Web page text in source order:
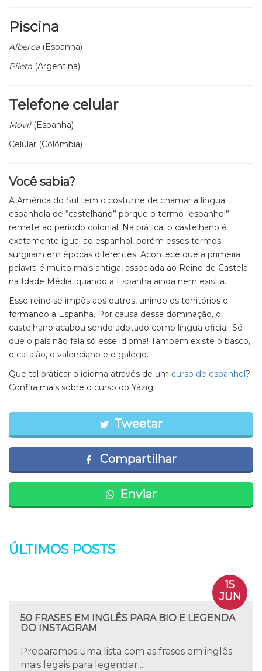
Piscina
Alberca (Espanha)
Pileta (Argentina)
Telefone celular
Móvil (Espanha)
Celular (Colômbia)
Você sabia?
A América do Sul tem o costume de chamar a língua
espanhola de “castelhano” porque o termo “espanhol”
remete ao período colonial. Na prática, o castelhano é
exatamente igual ao espanhol, porém esses termos
surgiram em épocas diferentes. Acontece que a primeira
palavra é muito mais antiga, associada ao Reino de Castela
na Idade Média, quando a Espanha ainda nem existia.
Esse reino se impôs aos outros, unindo os territórios e
formando a Espanha. Por causa dessa dominação, o
castelhano acabou sendo adotado como língua oficial. Só
que o país não fala só esse idioma! Também existe o basco,
o catalão, o valenciano e o galego.
Que tal praticar o idioma através de um curso de espanhol?
Confira mais sobre o curso do Yázigi.
Tweetar
Compartilhar
Enviar
ÚLTIMOS POSTS
15
JUN
50 FRASES EM INGLÊS PARA BIO E LEGENDA
DO INSTAGRAM
Preparamos uma lista com as frases em inglês
mais legais para legendar...